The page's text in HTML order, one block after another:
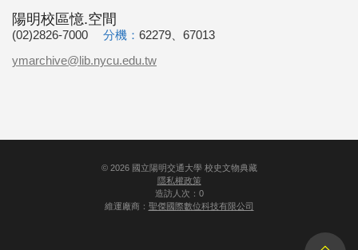
陽明校區憶.空間
(02)2826-7000 分機： 62279、67013
ymarchive@lib.nycu.edu.tw
© 2026國立陽明交通大學 校史文物典藏
隱私權政策
造訪人次：0
維運廠商： 聖傑國際數位科技有限公司